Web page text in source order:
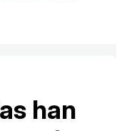
han